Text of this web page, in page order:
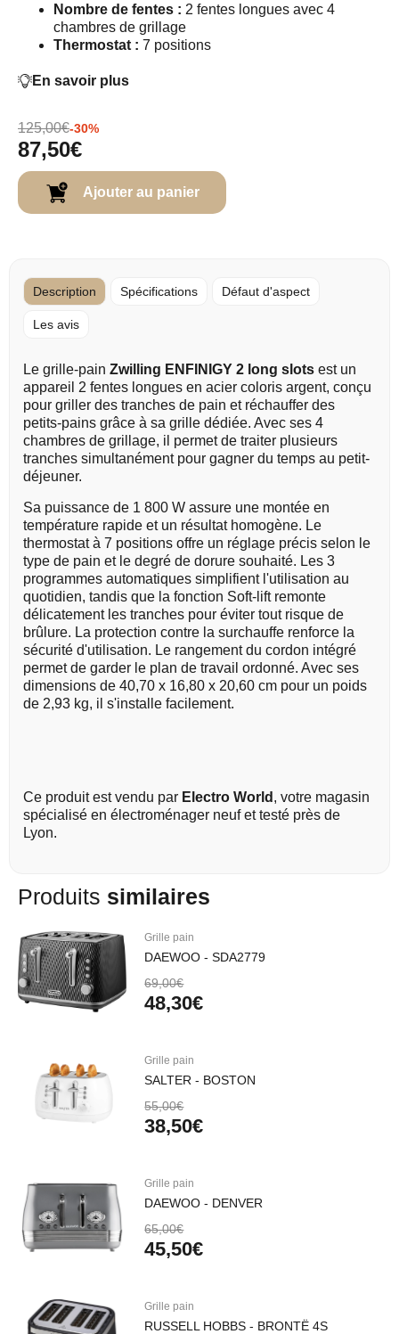
Nombre de fentes : 2 fentes longues avec 4
chambres de grillage
Thermostat : 7 positions
En savoir plus
125,00€-30%
87,50€
Ajouter au panier
Produits similaires
Grille pain
DAEWOO - SDA2779
69,00€
48,30€
Grille pain
SALTER - BOSTON
55,00€
38,50€
Grille pain
DAEWOO - DENVER
65,00€
45,50€
Grille pain
RUSSELL HOBBS - BRONTË 4S
Description Spécifications Défaut d'aspect
Les avis
Le grille-pain Zwilling ENFINIGY 2 long slots est un
appareil 2 fentes longues en acier coloris argent, conçu
pour griller des tranches de pain et réchauffer des
petits-pains grâce à sa grille dédiée. Avec ses 4
chambres de grillage, il permet de traiter plusieurs
tranches simultanément pour gagner du temps au petit-
déjeuner.
Sa puissance de 1 800 W assure une montée en
température rapide et un résultat homogène. Le
thermostat à 7 positions offre un réglage précis selon le
type de pain et le degré de dorure souhaité. Les 3
programmes automatiques simplifient l'utilisation au
quotidien, tandis que la fonction Soft-lift remonte
délicatement les tranches pour éviter tout risque de
brûlure. La protection contre la surchauffe renforce la
sécurité d'utilisation. Le rangement du cordon intégré
permet de garder le plan de travail ordonné. Avec ses
dimensions de 40,70 x 16,80 x 20,60 cm pour un poids
de 2,93 kg, il s'installe facilement.
Ce produit est vendu par Electro World , votre magasin
spécialisé en électroménager neuf et testé près de
Lyon.